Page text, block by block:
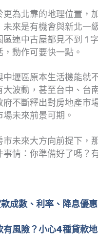
更為北靠的地理位置，
未來是有機會與新北一
區連中古屋都見不到 1
動作可要快一點。
中壢區原本生活機能就
大波動，甚至台中、台
府不斷釋出對房地產市
未來前景可期。
市未來大方向前提下，
情：你準備好了嗎？
成數、利率、降息優惠
有風險？小心4種貸款